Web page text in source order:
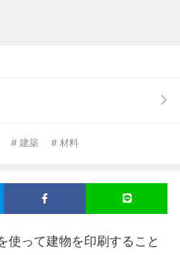
# 建築 # 材料
使って建物を印刷すること